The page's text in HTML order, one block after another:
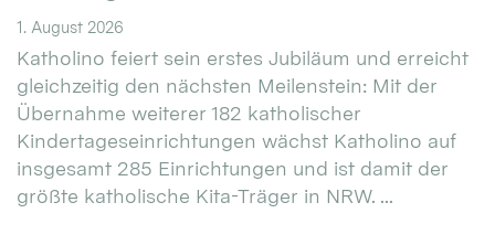
1. August 2026
Katholino feiert sein erstes Jubiläum und erreicht
gleichzeitig den nächsten Meilenstein: Mit der
Übernahme weiterer 182 katholischer
Kindertageseinrichtungen wächst Katholino auf
insgesamt 285 Einrichtungen und ist damit der
größte katholische Kita-Träger in NRW. ...